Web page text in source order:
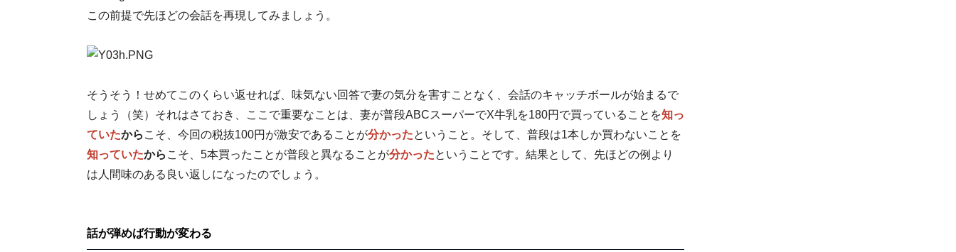
この前提で先ほどの会話を再現してみましょう。
そうそう！せめてこのくらい返せれば、味気ない回答で妻の気分を害すことなく、会話のキャッチボールが始まるで
しょう（笑）それはさておき、ここで重要なことは、妻が普段ABCスーパーでX牛乳を180円で買っていることを知っ
ていたから こそ、今回の税抜100円が激安であることが分かったということ。そして、普段は1本しか買わないことを
知っていたから こそ、5本買ったことが普段と異なることが分かったということです。結果として、先ほどの例より
は人間味のある良い返しになったのでしょう。
話が弾めば行動が変わる